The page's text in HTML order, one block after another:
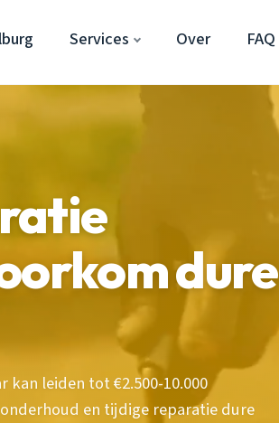
Services Over FAQ
dure
leiden tot €2.500-10.000
en tijdige reparatie dure